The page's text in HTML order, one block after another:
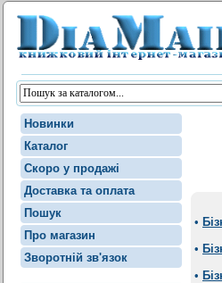
Новинки
Каталог
Скоро у продажі
Доставка та оплата
Пошук
Про магазин
Зворотній зв'язок
•
•
•